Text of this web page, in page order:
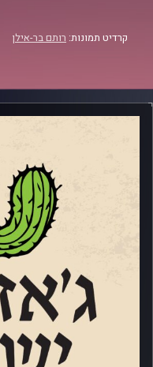
קרדיט תמונות: רותם בר-אילן